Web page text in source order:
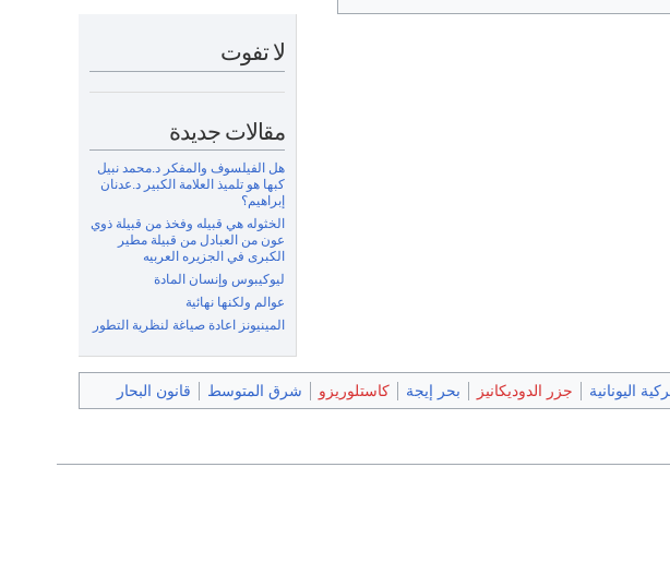
لا تفوت
مقالات جديدة
هل الفيلسوف والمفكر د.محمد نبيل
كبها هو تلميذ العلامة الكبير د.عدنان
إبراهيم؟
الخثوله هي قبيله وفخذ من قبيلة ذوي
عون من العبادل من قبيلة مطير
الكبرى في الجزيره العربيه
ليوكيبوس وإنسان المادة
عوالم ولكنها نهائية
المينيونز اعادة صياغة لنظرية التطور
اليونانية جزر الدوديكانيز بحر إيجة كاستلوريزو شرق المتوسط قانون البحار